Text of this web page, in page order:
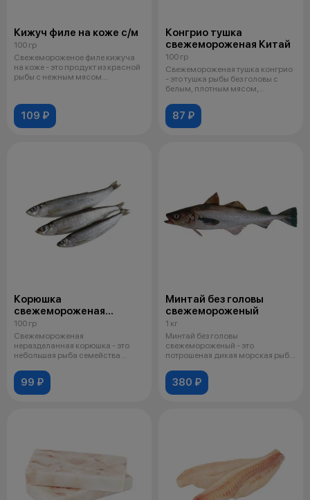
Кижуч филе на коже с/м
100 гр
Свежемороженое филе кижуча
на коже - это продукт из красной
рыбы с нежным мясом
109 ₽
Конгрио тушка
свежемороженая Китай
100 гр
Свежемороженая тушка конгрио
- это тушка рыбы без головы с
белым, плотным мясом,
87 ₽
Корюшка
свежемороженая
неразделанная
100 гр
Свежемороженая
неразделанная корюшка - это
небольшая рыба семейства
99 ₽
Минтай без головы
свежемороженый
1 кг
Минтай без головы
свежемороженый - это
потрошеная дикая морская рыба
380 ₽